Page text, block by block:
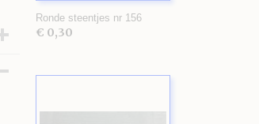
Ronde steentjes nr 156
€ 0,30